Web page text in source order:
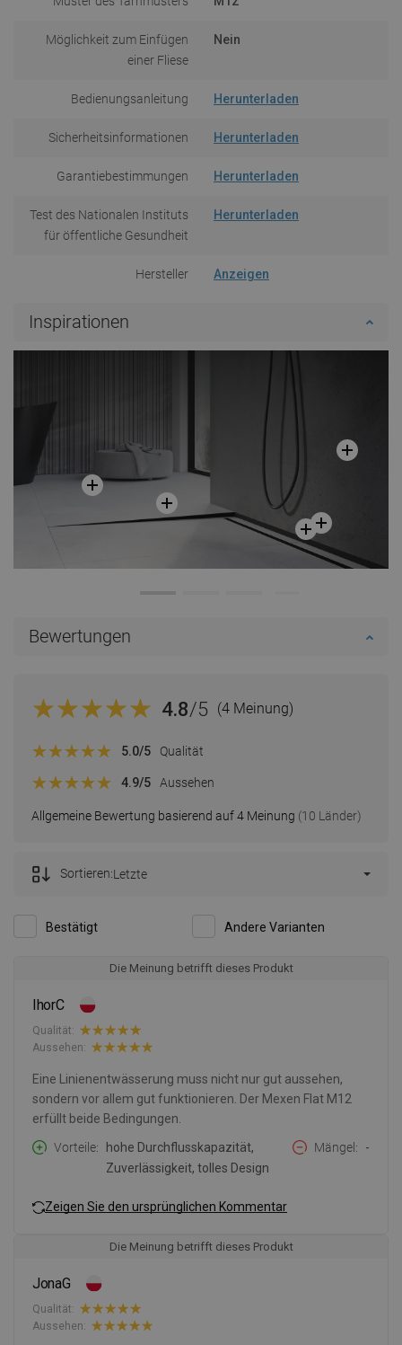
Möglichkeit zum Einfügen
einer Fliese
Nein
Bedienungsanleitung Herunterladen
Sicherheitsinformationen Herunterladen
Garantiebestimmungen Herunterladen
Test des Nationalen Instituts
für öffentliche Gesundheit
Herunterladen
Hersteller Anzeigen
Inspirationen
Bewertungen
4.8/5 (4 Meinung)
Allgemeine Bewertung basierend auf 4 Meinung (10 Länder)
5.0/5 Qualität
4.9/5 Aussehen
Bestätigt Andere Varianten
Sortieren:Letzte
Die Meinung betrifft dieses Produkt
IhorC
Qualität:
Aussehen:
Eine Linienentwässerung muss nicht nur gut aussehen,
sondern vor allem gut funktionieren. Der Mexen Flat M12
erfüllt beide Bedingungen.
Vorteile
hohe Durchflusskapazität,
Zuverlässigkeit, tolles Design
Mängel -
Zeigen Sie den ursprünglichen Kommentar
Die Meinung betrifft dieses Produkt
JonaG
Qualität:
Aussehen: